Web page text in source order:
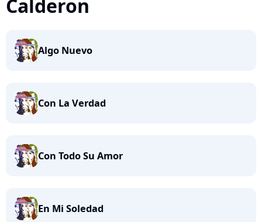
Calderon
Algo Nuevo
Con La Verdad
Con Todo Su Amor
En Mi Soledad